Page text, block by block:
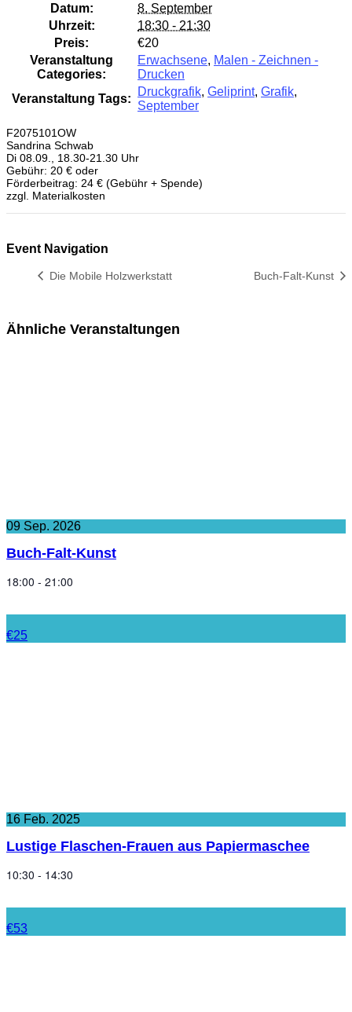
Datum:
8. September
Uhrzeit:
18:30 - 21:30
Preis:
€20
Veranstaltung
Categories:
Erwachsene, Malen - Zeichnen -
Drucken
Veranstaltung Tags:
Druckgrafik, Geliprint, Grafik,
September
F2075101OW
Sandrina Schwab
Di 08.09., 18.30-21.30 Uhr
Gebühr: 20 € oder
Förderbeitrag: 24 € (Gebühr + Spende)
zzgl. Materialkosten
Event Navigation
Die Mobile Holzwerkstatt Buch-Falt-Kunst
Ähnliche Veranstaltungen
09 Sep. 2026
Buch-Falt-Kunst
18:00 - 21:00
€25
16 Feb. 2025
Lustige Flaschen-Frauen aus Papiermaschee
10:30 - 14:30
€53